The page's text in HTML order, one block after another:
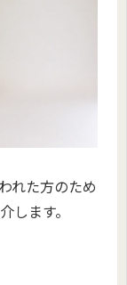
れた方のため
します。